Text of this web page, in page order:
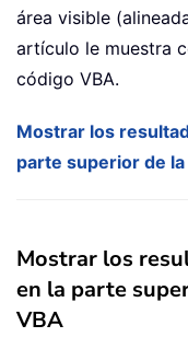
área visible
artículo le muestra
código VBA.
Mostrar los
parte superior de
Mostrar los
en la parte
VBA